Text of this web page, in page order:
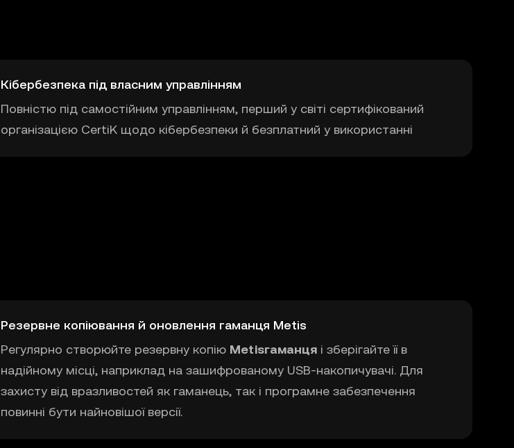
Кібербезпека під власним управлінням
Повністю під самостійним управлінням, перший у світі сертифікований
організацією CertiK щодо кібербезпеки й безплатний у використанні
Резервне копіювання й оновлення гаманця Metis
Регулярно створюйте резервну копію Metisгаманця і зберігайте її в
надійному місці, наприклад на зашифрованому USB-накопичувачі. Для
захисту від вразливостей як гаманець, так і програмне забезпечення
повинні бути найновішої версії.